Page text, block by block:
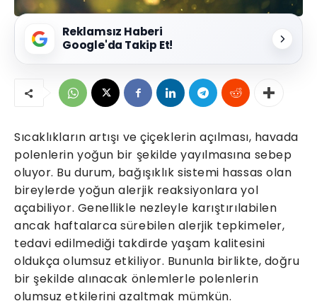
Reklamsız Haberi
Google'da Takip Et!
Sıcaklıkların artışı ve çiçeklerin açılması, havada
polenlerin yoğun bir şekilde yayılmasına sebep
oluyor. Bu durum, bağışıklık sistemi hassas olan
bireylerde yoğun alerjik reaksiyonlara yol
açabiliyor. Genellikle nezleyle karıştırılabilen
ancak haftalarca sürebilen alerjik tepkimeler,
tedavi edilmediği takdirde yaşam kalitesini
oldukça olumsuz etkiliyor. Bununla birlikte, doğru
bir şekilde alınacak önlemlerle polenlerin
olumsuz etkilerini azaltmak mümkün.